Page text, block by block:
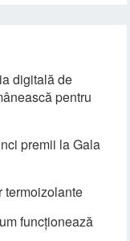
digitală de
pentru
premii la Gala
termoizolante
funcționează